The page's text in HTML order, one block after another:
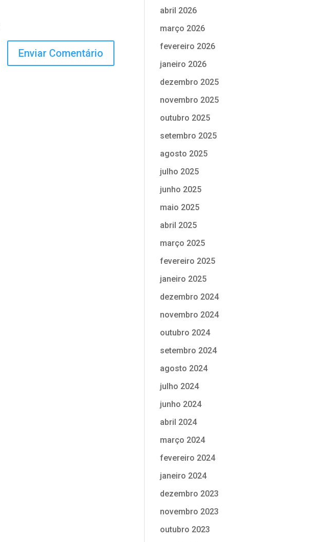
abril 2026
março 2026
fevereiro 2026
janeiro 2026
dezembro 2025
novembro 2025
outubro 2025
setembro 2025
agosto 2025
julho 2025
junho 2025
maio 2025
abril 2025
março 2025
fevereiro 2025
janeiro 2025
dezembro 2024
novembro 2024
outubro 2024
setembro 2024
agosto 2024
julho 2024
junho 2024
abril 2024
março 2024
fevereiro 2024
janeiro 2024
dezembro 2023
novembro 2023
outubro 2023